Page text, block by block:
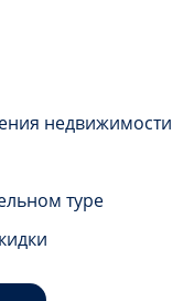
недвижимости
туре